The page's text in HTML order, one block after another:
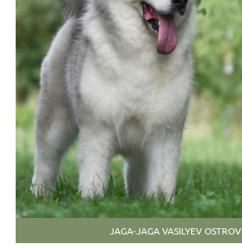
JAGA-JAGA VASILYEV OSTROV